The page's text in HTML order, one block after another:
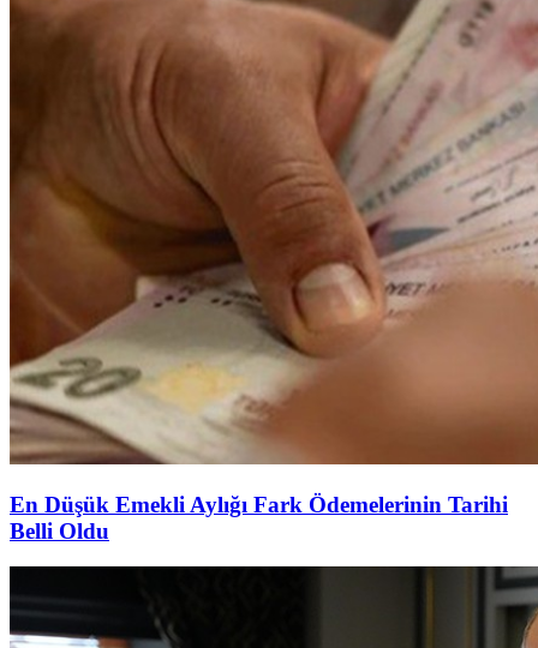
En Düşük Emekli Aylığı Fark Ödemelerinin Tarihi
Belli Oldu